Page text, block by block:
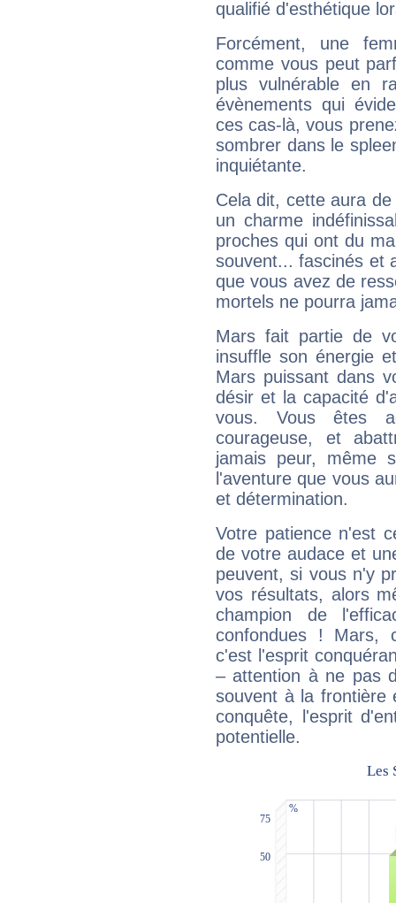
qualifié d'esthétique
Forcément, une
comme vous peut
plus vulnérable en
évènements qui
ces cas-là, vous
sombrer dans le
inquiétante.
Cela dit, cette aura
un charme
proches qui ont du
souvent... fascinés et
que vous avez de
mortels ne pourra
Mars fait partie de
insuffle son énergie
Mars puissant dans
désir et la capacité
vous. Vous êtes
courageuse, et
jamais peur, même
l'aventure que vous
et détermination.
Votre patience n'est
de votre audace et
peuvent, si vous n'y
vos résultats, alors
champion de
confondues ! Mars,
c'est l'esprit
– attention à ne pas
souvent à la frontière
conquête, l'esprit
potentielle.